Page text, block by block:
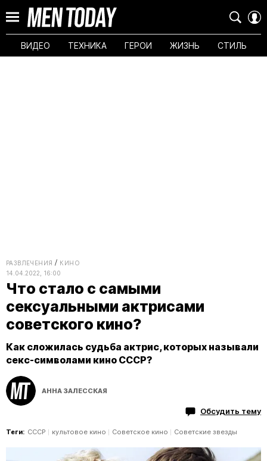
ВИДЕО ТЕХНИКА ГЕРОИ ЖИЗНЬ СТИЛЬ
РАЗВЛЕЧЕНИЯ
КИНО
14.04.2022, 16:00
Что стало с самыми
сексуальными актрисами
советского кино?
Как сложилась судьба актрис, которых называли
секс-символами кино СССР?
АННА ЗАЛЕССКАЯ
Обсудить тему
Теги: СССР культовое кино Советское кино Советские звезды